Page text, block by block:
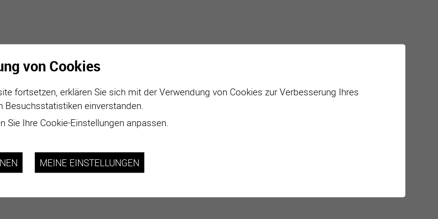
von Cookies
fortsetzen, erklären Sie sich mit der Verwendung von Cookies zur Verbesserung Ihres
Besuchsstatistiken einverstanden.
Sie Ihre Cookie-Einstellungen anpassen.
MEINE EINSTELLUNGEN